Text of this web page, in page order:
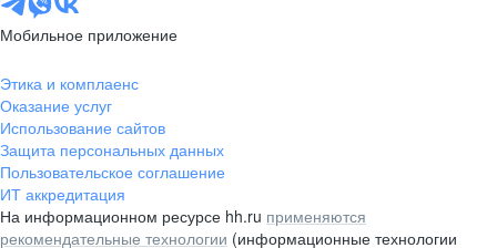
Мобильное приложение
Этика и комплаенс
Оказание услуг
Использование сайтов
Защита персональных данных
Пользовательское соглашение
ИТ аккредитация
На информационном ресурсе hh.ru применяются
рекомендательные технологии (информационные технологии